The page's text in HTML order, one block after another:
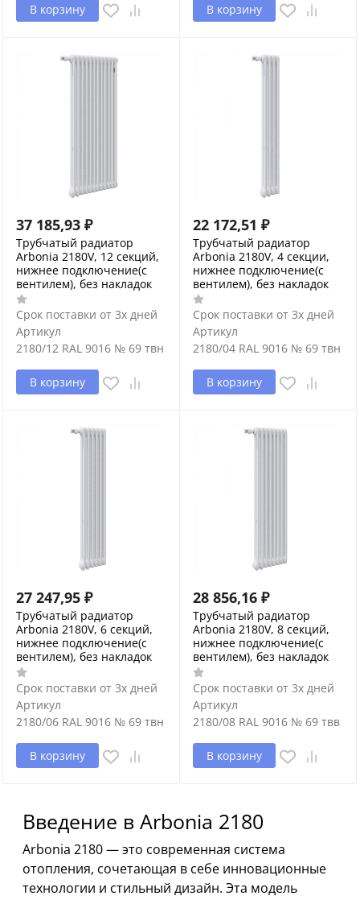
В корзину В корзину
37 185,93 ₽
Трубчатый радиатор
Arbonia 2180V, 12 секций,
нижнее подключение(с
вентилем), без накладок
Срок поставки от 3х дней
Артикул
2180/12 RAL 9016 № 69 твн
В корзину
22 172,51 ₽
Трубчатый радиатор
Arbonia 2180V, 4 секции,
нижнее подключение(с
вентилем), без накладок
Срок поставки от 3х дней
Артикул
2180/04 RAL 9016 № 69 твн
В корзину
27 247,95 ₽
Трубчатый радиатор
Arbonia 2180V, 6 секций,
нижнее подключение(с
вентилем), без накладок
Срок поставки от 3х дней
Артикул
2180/06 RAL 9016 № 69 твн
В корзину
28 856,16 ₽
Трубчатый радиатор
Arbonia 2180V, 8 секций,
нижнее подключение(с
вентилем), без накладок
Срок поставки от 3х дней
Артикул
2180/08 RAL 9016 № 69 твв
В корзину
Введение в Arbonia 2180
Arbonia 2180 — это современная система
отопления, сочетающая в себе инновационные
технологии и стильный дизайн. Эта модель